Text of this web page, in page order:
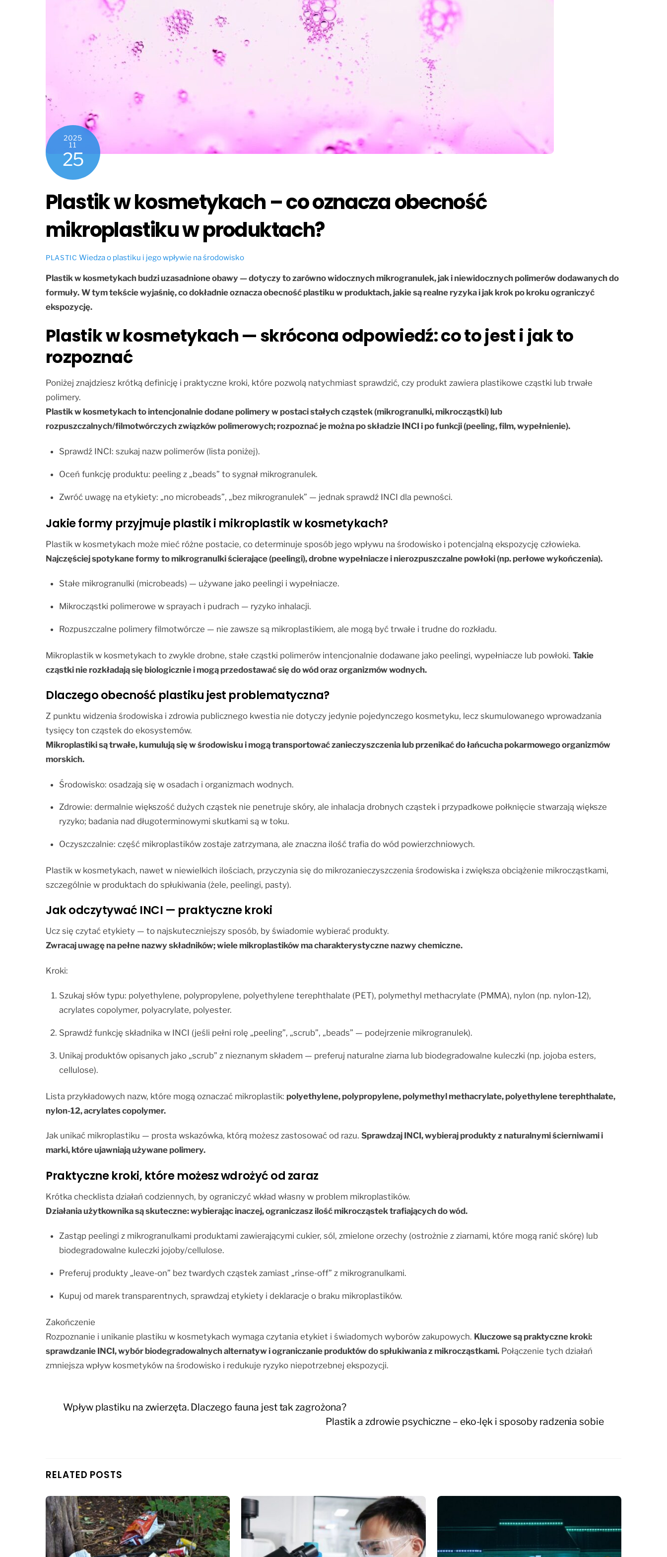
2025
11
25
Plastik w kosmetykach – co oznacza obecność
mikroplastiku w produktach?
PLASTIC Wiedza o plastiku i jego wpływie na środowisko
Plastik w kosmetykach budzi uzasadnione obawy — dotyczy to zarówno widocznych mikrogranulek, jak i niewidocznych polimerów dodawanych do
formuły. W tym tekście wyjaśnię, co dokładnie oznacza obecność plastiku w produktach, jakie są realne ryzyka i jak krok po kroku ograniczyć
ekspozycję.
Plastik w kosmetykach — skrócona odpowiedź: co to jest i jak to
rozpoznać
Poniżej znajdziesz krótką definicję i praktyczne kroki, które pozwolą natychmiast sprawdzić, czy produkt zawiera plastikowe cząstki lub trwałe
polimery.
Plastik w kosmetykach to intencjonalnie dodane polimery w postaci stałych cząstek (mikrogranulki, mikrocząstki) lub
rozpuszczalnych/filmotwórczych związków polimerowych; rozpoznać je można po składzie INCI i po funkcji (peeling, film, wypełnienie).
Sprawdź INCI: szukaj nazw polimerów (lista poniżej).
Oceń funkcję produktu: peeling z „beads” to sygnał mikrogranulek.
Zwróć uwagę na etykiety: „no microbeads”, „bez mikrogranulek” — jednak sprawdź INCI dla pewności.
Jakie formy przyjmuje plastik i mikroplastik w kosmetykach?
Plastik w kosmetykach może mieć różne postacie, co determinuje sposób jego wpływu na środowisko i potencjalną ekspozycję człowieka.
Najczęściej spotykane formy to mikrogranulki ścierające (peelingi), drobne wypełniacze i nierozpuszczalne powłoki (np. perłowe wykończenia).
Stałe mikrogranulki (microbeads) — używane jako peelingi i wypełniacze.
Mikrocząstki polimerowe w sprayach i pudrach — ryzyko inhalacji.
Rozpuszczalne polimery filmotwórcze — nie zawsze są mikroplastikiem, ale mogą być trwałe i trudne do rozkładu.
Mikroplastik w kosmetykach to zwykle drobne, stałe cząstki polimerów intencjonalnie dodawane jako peelingi, wypełniacze lub powłoki. Takie
cząstki nie rozkładają się biologicznie i mogą przedostawać się do wód oraz organizmów wodnych.
Dlaczego obecność plastiku jest problematyczna?
Z punktu widzenia środowiska i zdrowia publicznego kwestia nie dotyczy jedynie pojedynczego kosmetyku, lecz skumulowanego wprowadzania
tysięcy ton cząstek do ekosystemów.
Mikroplastiki są trwałe, kumulują się w środowisku i mogą transportować zanieczyszczenia lub przenikać do łańcucha pokarmowego organizmów
morskich.
Środowisko: osadzają się w osadach i organizmach wodnych.
Zdrowie: dermalnie większość dużych cząstek nie penetruje skóry, ale inhalacja drobnych cząstek i przypadkowe połknięcie stwarzają większe
ryzyko; badania nad długoterminowymi skutkami są w toku.
Oczyszczalnie: część mikroplastików zostaje zatrzymana, ale znaczna ilość trafia do wód powierzchniowych.
Plastik w kosmetykach, nawet w niewielkich ilościach, przyczynia się do mikrozanieczyszczenia środowiska i zwiększa obciążenie mikrocząstkami,
szczególnie w produktach do spłukiwania (żele, peelingi, pasty).
Jak odczytywać INCI — praktyczne kroki
Ucz się czytać etykiety — to najskuteczniejszy sposób, by świadomie wybierać produkty.
Zwracaj uwagę na pełne nazwy składników; wiele mikroplastików ma charakterystyczne nazwy chemiczne.
Kroki:
Szukaj słów typu: polyethylene, polypropylene, polyethylene terephthalate (PET), polymethyl methacrylate (PMMA), nylon (np. nylon‑12),
acrylates copolymer, polyacrylate, polyester.
Sprawdź funkcję składnika w INCI (jeśli pełni rolę „peeling”, „scrub”, „beads” — podejrzenie mikrogranulek).
Unikaj produktów opisanych jako „scrub” z nieznanym składem — preferuj naturalne ziarna lub biodegradowalne kuleczki (np. jojoba esters,
cellulose).
Lista przykładowych nazw, które mogą oznaczać mikroplastik: polyethylene, polypropylene, polymethyl methacrylate, polyethylene terephthalate,
nylon-12, acrylates copolymer.
Jak unikać mikroplastiku — prosta wskazówka, którą możesz zastosować od razu. Sprawdzaj INCI, wybieraj produkty z naturalnymi ścierniwami i
marki, które ujawniają używane polimery.
Praktyczne kroki, które możesz wdrożyć od zaraz
Krótka checklista działań codziennych, by ograniczyć wkład własny w problem mikroplastików.
Działania użytkownika są skuteczne: wybierając inaczej, ograniczasz ilość mikrocząstek trafiających do wód.
Zastąp peelingi z mikrogranulkami produktami zawierającymi cukier, sól, zmielone orzechy (ostrożnie z ziarnami, które mogą ranić skórę) lub
biodegradowalne kuleczki jojoby/cellulose.
Preferuj produkty „leave-on” bez twardych cząstek zamiast „rinse-off” z mikrogranulkami.
Kupuj od marek transparentnych, sprawdzaj etykiety i deklaracje o braku mikroplastików.
Zakończenie
Rozpoznanie i unikanie plastiku w kosmetykach wymaga czytania etykiet i świadomych wyborów zakupowych. Kluczowe są praktyczne kroki:
sprawdzanie INCI, wybór biodegradowalnych alternatyw i ograniczanie produktów do spłukiwania z mikrocząstkami. Połączenie tych działań
zmniejsza wpływ kosmetyków na środowisko i redukuje ryzyko niepotrzebnej ekspozycji.
Wpływ plastiku na zwierzęta. Dlaczego fauna jest tak zagrożona?
Plastik a zdrowie psychiczne – eko-lęk i sposoby radzenia sobie
RELATED POSTS